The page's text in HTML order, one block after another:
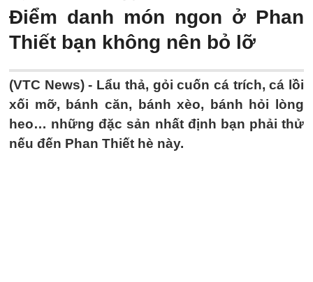
Điểm danh món ngon ở Phan
Thiết bạn không nên bỏ lỡ
(VTC News) - Lẩu thả, gỏi cuốn cá trích, cá lồi
xối mỡ, bánh căn, bánh xèo, bánh hỏi lòng
heo… những đặc sản nhất định bạn phải thử
nếu đến Phan Thiết hè này.